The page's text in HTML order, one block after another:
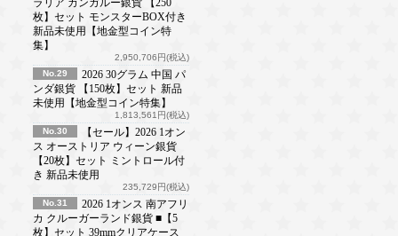
ラリア カンガルー銀貨 【250
枚】セット モンスターBOX付き
新品未使用【地金型コイン特
集】
2,950,706円(税込)
No.29
2026 30グラム 中国 パ
ンダ銀貨 【150枚】セット 新品
未使用【地金型コイン特集】
1,813,561円(税込)
No.30
【セール】2026 1オン
ス オーストリア ウィーン銀貨
【20枚】セット ミントロール付
き 新品未使用
235,729円(税込)
No.31
2026 1オンス 南アフリ
カ クルーガーランド銀貨 ■【5
枚】セット 39mmクリアケース